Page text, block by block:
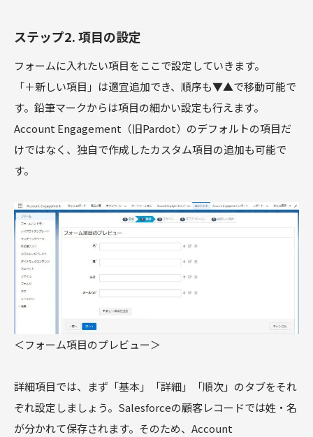
ステップ2. 項目の設定
フォームに入れたい項目をここで設定していきます。
「＋新しい項目」は適宜追加でき、順序も▼▲で移動可能で
す。鉛筆マークからは項目の細かい設定も行えます。
Account Engagement（旧Pardot）のデフォルトの項目だ
けではなく、独自で作成したカスタム項目の追加も可能で
す。
＜フォーム項目のプレビュー＞
詳細項目では、まず「基本」「詳細」「順次」のタブをそれ
ぞれ設定しましょう。Salesforceの顧客レコードでは姓・名
が分かれて保存されます。そのため、Account